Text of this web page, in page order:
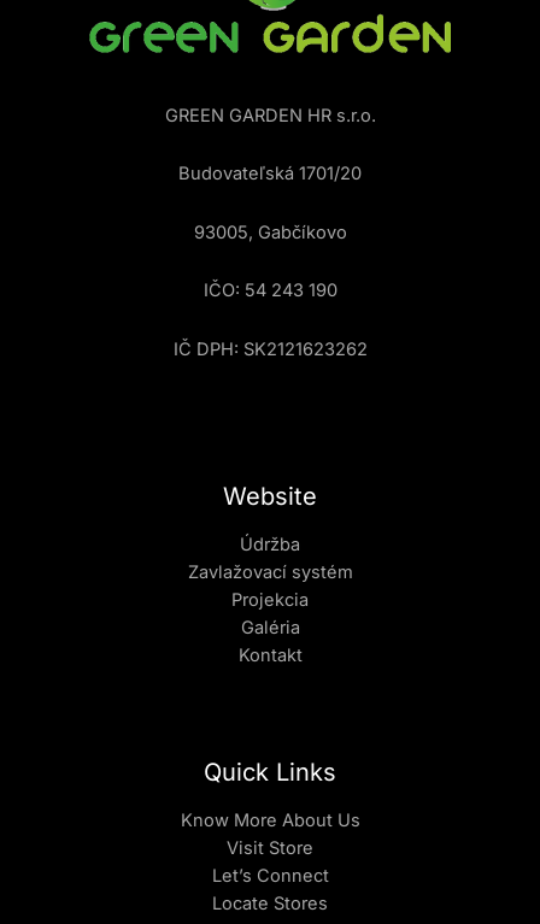
GREEN GARDEN HR s.r.o.
Budovateľská 1701/20
93005, Gabčíkovo
IČO: 54 243 190
IČ DPH: SK2121623262
Website
Údržba
Zavlažovací systém
Projekcia
Galéria
Kontakt
Quick Links
Know More About Us
Visit Store
Let’s Connect
Locate Stores